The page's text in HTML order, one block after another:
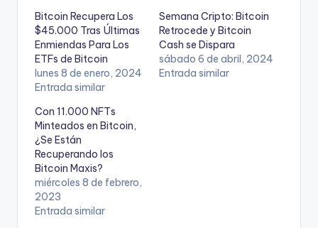
Bitcoin Recupera Los
$45.000 Tras Últimas
Enmiendas Para Los
ETFs de Bitcoin
lunes 8 de enero, 2024
Entrada similar
Semana Cripto: Bitcoin
Retrocede y Bitcoin
Cash se Dispara
sábado 6 de abril, 2024
Entrada similar
Con 11.000 NFTs
Minteados en Bitcoin,
¿Se Están
Recuperando los
Bitcoin Maxis?
miércoles 8 de febrero,
2023
Entrada similar